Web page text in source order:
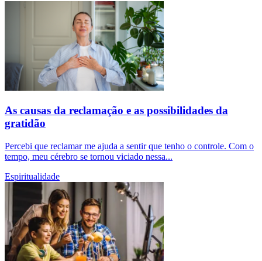
As causas da reclamação e as possibilidades da
gratidão
Percebi que reclamar me ajuda a sentir que tenho o controle. Com o
tempo, meu cérebro se tornou viciado nessa...
Espiritualidade